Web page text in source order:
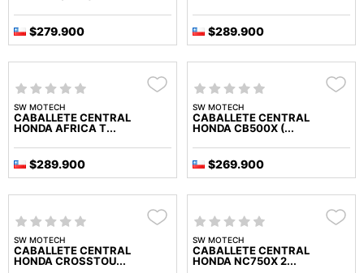
$279.900 $289.900
SW MOTECH
CABALLETE CENTRAL
HONDA AFRICA T...
$289.900
SW MOTECH
CABALLETE CENTRAL
HONDA CB500X (...
$269.900
SW MOTECH
CABALLETE CENTRAL
HONDA CROSSTOU...
SW MOTECH
CABALLETE CENTRAL
HONDA NC750X 2...